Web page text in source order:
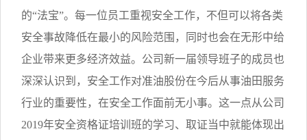
的“法宝”。每一位员工重视安全工作，不但可以将各类
安全事故降低在最小的风险范围，同时也会在无形中给
企业带来更多经济效益。公司新一届领导班子的成员也
深深认识到，安全工作对准油股份在今后从事油田服务
行业的重要性，在安全工作面前无小事。这一点从公司
2019年安全资格证培训班的学习、取证当中就能体现出